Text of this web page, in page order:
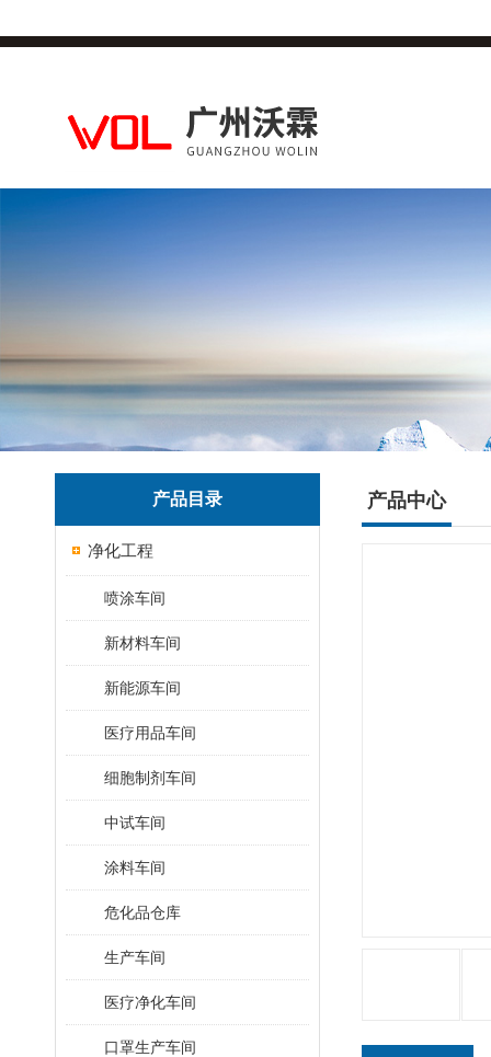
产品目录
净化工程
喷涂车间
新材料车间
新能源车间
医疗用品车间
细胞制剂车间
中试车间
涂料车间
危化品仓库
生产车间
医疗净化车间
口罩生产车间
产品中心